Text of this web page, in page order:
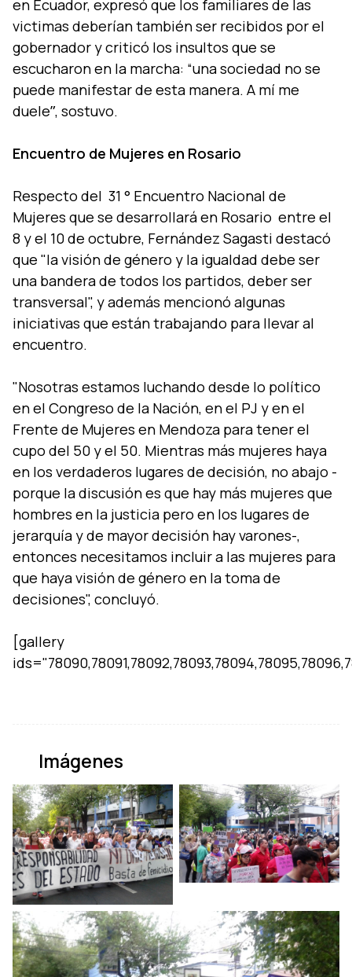
en Ecuador, expresó que los familiares de las
victimas deberí­an también ser recibidos por el
gobernador y criticó los insultos que se
escucharon en la marcha: “una sociedad no se
puede manifestar de esta manera. A mí­ me
dueleˮ, sostuvo.
Encuentro de Mujeres en Rosario
Respecto del 31 ° Encuentro Nacional de
Mujeres que se desarrollará en Rosario entre el
8 y el 10 de octubre, Fernández Sagasti destacó
que "la visión de género y la igualdad debe ser
una bandera de todos los partidos, deber ser
transversal", y además mencionó algunas
iniciativas que están trabajando para llevar al
encuentro.
"Nosotras estamos luchando desde lo polí­tico
en el Congreso de la Nación, en el PJ y en el
Frente de Mujeres en Mendoza para tener el
cupo del 50 y el 50. Mientras más mujeres haya
en los verdaderos lugares de decisión, no abajo -
porque la discusión es que hay más mujeres que
hombres en la justicia pero en los lugares de
jerarquí­a y de mayor decisión hay varones-,
entonces necesitamos incluir a las mujeres para
que haya visión de género en la toma de
decisiones", concluyó.
[gallery
Imágenes